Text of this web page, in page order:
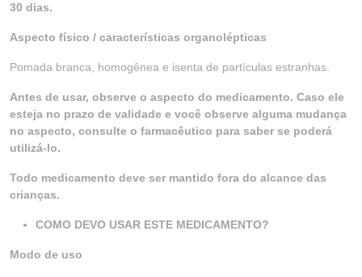
30 dias.
Aspecto físico / características organolépticas
Pomada branca, homogênea e isenta de partículas estranhas.
Antes de usar, observe o aspecto do medicamento. Caso ele
esteja no prazo de validade e você observe alguma mudança
no aspecto, consulte o farmacêutico para saber se poderá
utilizá-lo.
Todo medicamento deve ser mantido fora do alcance das
crianças.
COMO DEVO USAR ESTE MEDICAMENTO?
Modo de uso